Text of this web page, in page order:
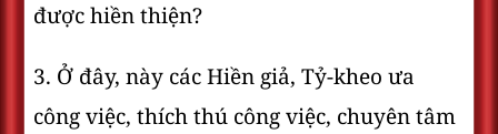
được hiền thiện?
3. Ở đây, này các Hiền giả, Tỷ-kheo ưa
công việc, thích thú công việc, chuyên tâm